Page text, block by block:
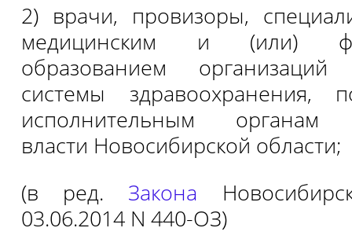
2) врачи, провизоры,
медицинским и (или)
образованием организаций
системы здравоохранения,
исполнительным органам
власти Новосибирской области;
(в ред. Закона
03.06.2014 N 440-ОЗ)